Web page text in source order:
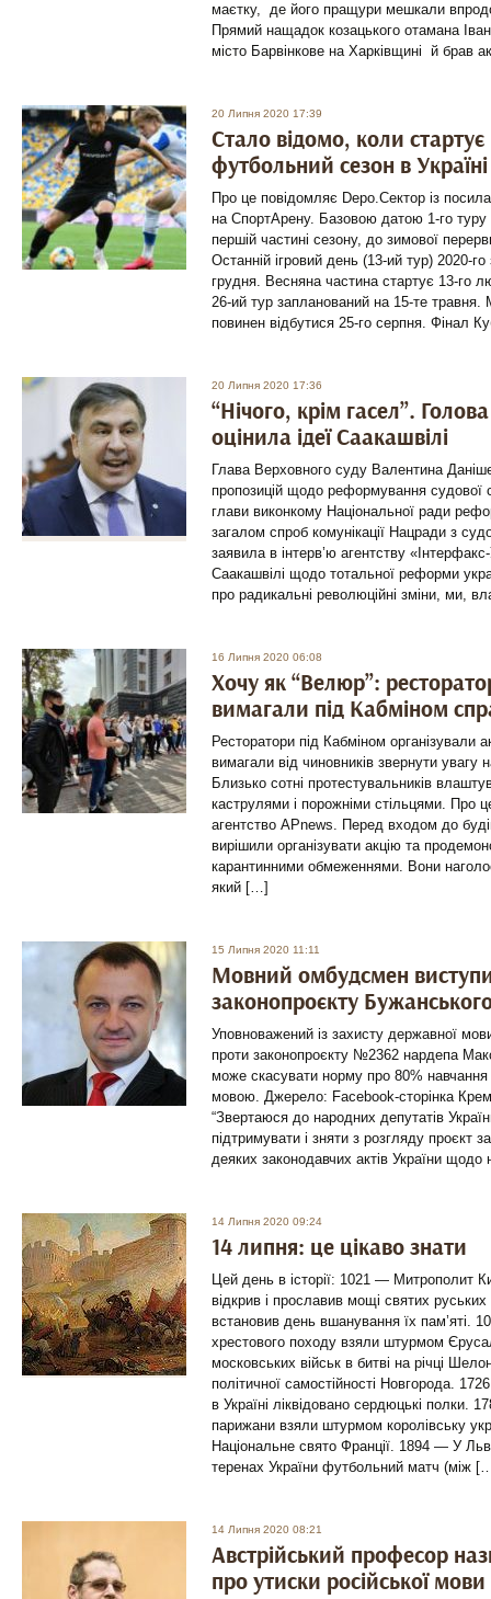
маєтку, де його пращури мешкали
Прямий нащадок козацького отамана
місто Барвінкове на Харківщині й брав
20 Липня 2020 17:39
Стало відомо, коли
футбольний сезон в Україні
Про це повідомляє Depo.Сектор із
на СпортАрену. Базовою датою 1-го туру
першій частині сезону, до зимової
Останній ігровий день (13-ий тур) 2020-
грудня. Весняна частина стартує 13-го
26-ий тур запланований на 15-те травня.
повинен відбутися 25-го серпня. Фінал
20 Липня 2020 17:36
“Нічого, крім гасел”.
оцінила ідеї Саакашвілі
Глава Верховного суду Валентина
пропозицій щодо реформування судової
глави виконкому Національної ради
загалом спроб комунікації Нацради з
заявила в інтерв’ю агентству
Саакашвілі щодо тотальної реформи
про радикальні революційні зміни, ми,
16 Липня 2020 06:08
Хочу як “Велюр”:
вимагали під Кабміном
Ресторатори під Кабміном організували
вимагали від чиновників звернути увагу
Близько сотні протестувальників
каструлями і порожніми стільцями. Про
агентство APnews. Перед входом до
вирішили організувати акцію та
карантинними обмеженнями. Вони
який […]
15 Липня 2020 11:11
Мовний омбудсмен
законопроєкту
Уповноважений із захисту державної
проти законопроєкту №2362 нардепа
може скасувати норму про 80%
мовою. Джерело: Facebook-сторінка
“Звертаюся до народних депутатів
підтримувати і зняти з розгляду проєкт
деяких законодавчих актів України
14 Липня 2020 09:24
14 липня: це цікаво знати
Цей день в історії: 1021 — Митрополит
відкрив і прославив мощі святих руських
встановив день вшанування їх пам’яті.
хрестового походу взяли штурмом
московських військ в битві на річці
політичної самостійності Новгорода.
в Україні ліквідовано сердюцькі полки.
парижани взяли штурмом королівську
Національне свято Франції. 1894 — У
теренах України футбольний матч (між
14 Липня 2020 08:21
Австрійський професор
про утиски російської мови